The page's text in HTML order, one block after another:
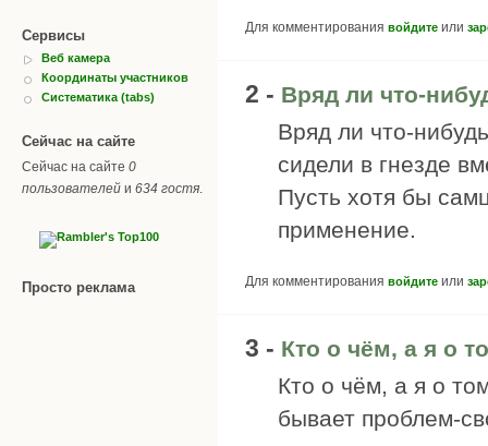
Сервисы
Веб камера
Координаты участников
Систематика (tabs)
Сейчас на сайте
Сейчас на сайте 0
пользователей и 634 гостя
Просто реклама
Для комментирования войдите или
2 - Вряд ли что-
Вряд ли что-
сидели в гнезде
Пусть хотя бы
применение.
Для комментирования войдите или
3 - Кто о чём, а я о
Кто о чём, а я о
бывает проблем-